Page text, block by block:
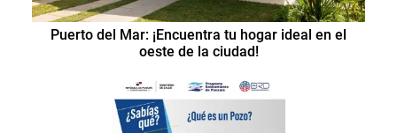
Puerto del Mar: ¡Encuentra tu hogar ideal en el
oeste de la ciudad!